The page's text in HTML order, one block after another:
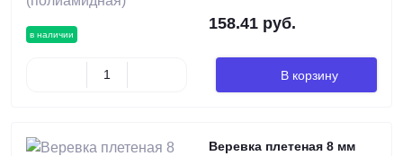
в наличии
158.41 руб.
В корзину
Веревка плетеная 8 мм